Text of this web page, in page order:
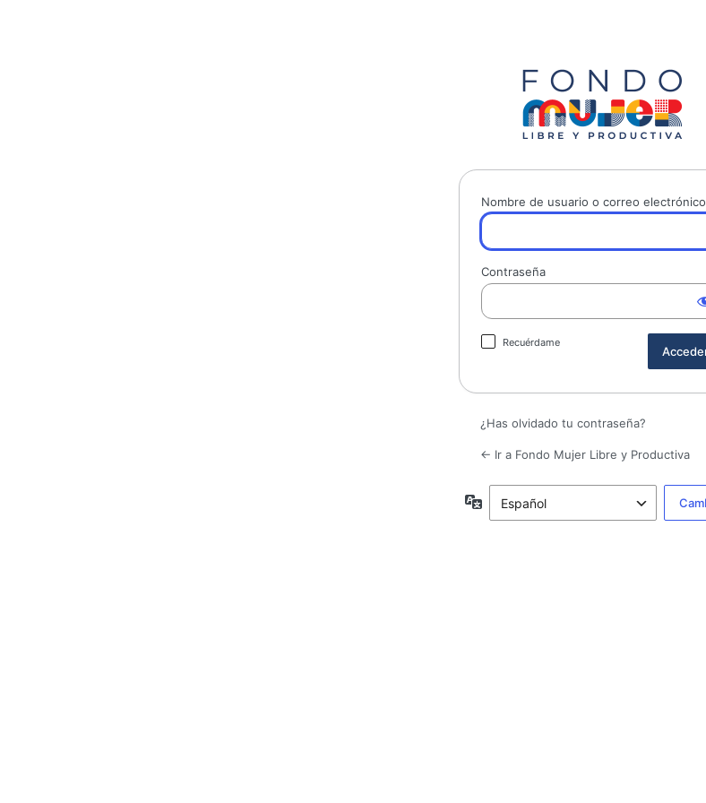
Nombre de usuario o correo electrónico
Contraseña
Recuérdame
¿Has olvidado tu contraseña?
← Ir a Fondo Mujer Libre y Productiva
Idioma